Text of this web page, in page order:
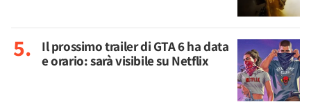
Il prossimo trailer di GTA 6 ha data
e orario: sarà visibile su Netflix